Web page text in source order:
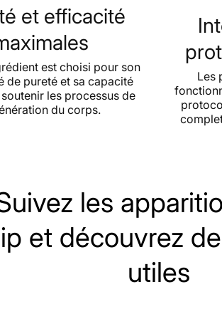
et efficacité
est choisi pour son
de pureté et sa capacité
les processus de
du corps.
Les
les
et découvrez
utiles